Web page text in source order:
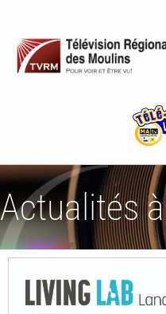
Actualités